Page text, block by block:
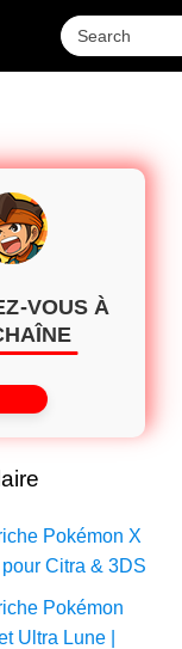
VOUS À
Pokémon X
Citra & 3DS
Pokémon
Ultra Lune |